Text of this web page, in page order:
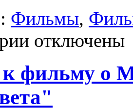
Фильмы,
отключены
к фильму о